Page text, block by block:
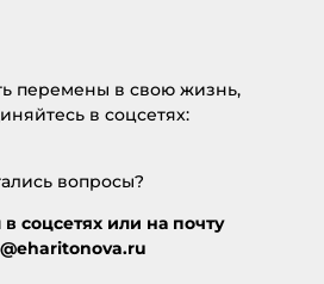
перемены в свою жизнь,
в соцсетях:
вопросы?
соцсетях или на почту